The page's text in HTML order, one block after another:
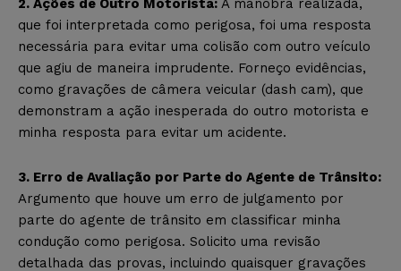
que foi interpretada como perigosa, foi uma resposta
necessária para evitar uma colisão com outro veículo
que agiu de maneira imprudente. Forneço evidências,
como gravações de câmera veicular (dash cam), que
demonstram a ação inesperada do outro motorista e
minha resposta para evitar um acidente.
3. Erro de Avaliação por Parte do Agente de Trânsito:
Argumento que houve um erro de julgamento por
parte do agente de trânsito em classificar minha
condução como perigosa. Solicito uma revisão
detalhada das provas, incluindo quaisquer gravações